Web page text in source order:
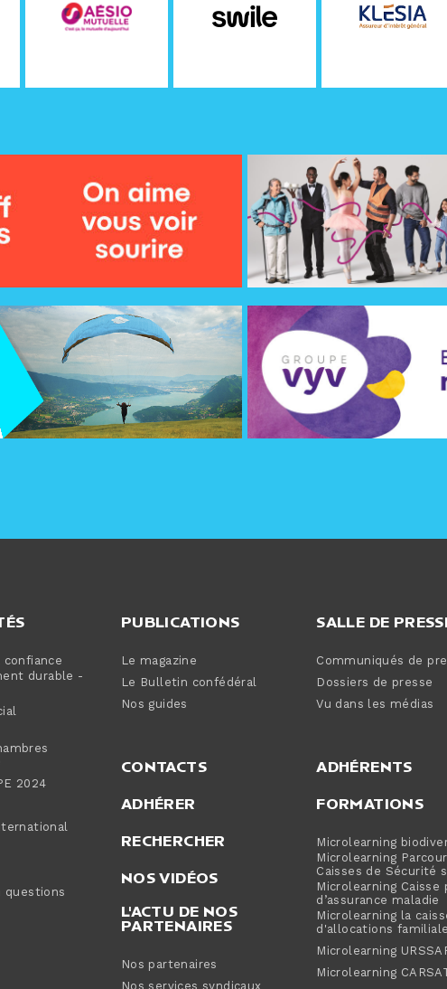
confiance
durable -
2024
questions
PUBLICATIONS
Le magazine
Le Bulletin confédéral
Nos guides
CONTACTS
ADHÉRER
RECHERCHER
NOS VIDÉOS
L'ACTU DE NOS
PARTENAIRES
Nos partenaires
SALLE DE
Communiqués de
Dossiers de presse
Vu dans les médias
ADHÉRENTS
FORMATIONS
Microlearning
Microlearning
Caisses de Sécurité
Microlearning Caisse
d’assurance maladie
Microlearning la
d'allocations
Microlearning
Microlearning